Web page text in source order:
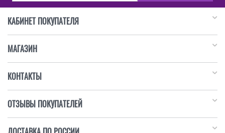
КАБИНЕТ ПОКУПАТЕЛЯ
МАГАЗИН
КОНТАКТЫ
ОТЗЫВЫ ПОКУПАТЕЛЕЙ